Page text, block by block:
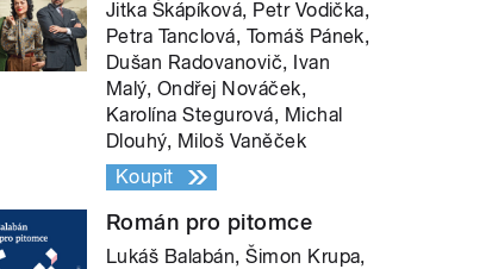
Jitka Škápíková, Petr Vodička,
Petra Tanclová, Tomáš Pánek,
Dušan Radovanovič, Ivan
Malý, Ondřej Nováček,
Karolína Stegurová, Michal
Dlouhý, Miloš Vaněček
Koupit
Román pro pitomce
Lukáš Balabán, Šimon Krupa,